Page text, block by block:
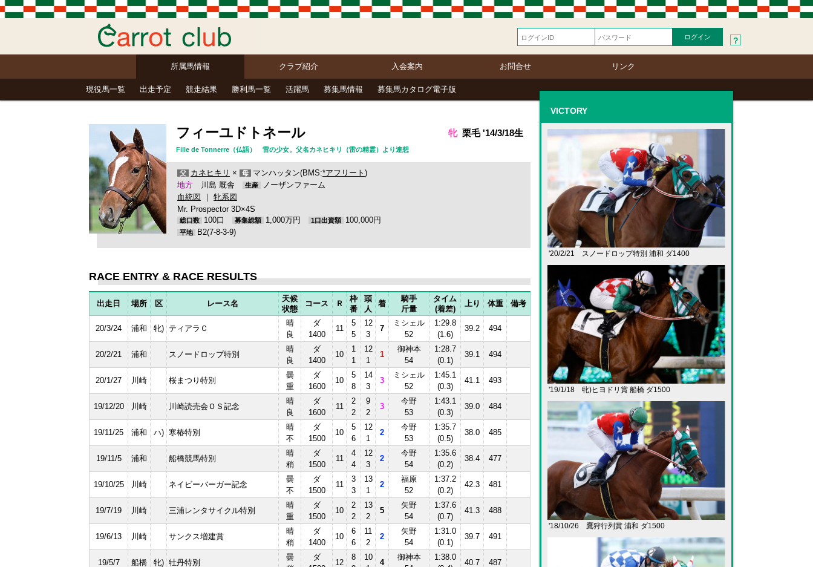
?
所属馬情報 クラブ紹介 入会案内 お問合せ リンク
現役馬一覧 出走予定 競走結果 勝利馬一覧 活躍馬 募集馬情報 募集馬カタログ電子版
フィーユドトネール 牝栗毛 '14/3/18生
Fille de Tonnerre（仏語） 雷の少女。父名カネヒキリ（雷の精霊）より連想
父 カネヒキリ × 母 マンハッタン(BMS:*アフリート )
地方 川島 厩舎 生産
ノーザンファーム
血統図
｜ 牝系図
Mr. Prospector 3D×4S
総口数 100口 募集総額 1,000万円 1口出資額 100,000円
平地 B2(7-8-3-9)
RACE ENTRY & RACE RESULTS
出走日 場所 区 レース名
天候
状態
コース Ｒ
枠
番
頭
人
着
騎手
斤量
タイム
(着差)
上り 体重 備考
20/3/24 浦和 牝) ティアラＣ
晴
良
ダ
1400
11
5
5
12
3
7
ミシェル
52
1:29.8
(1.6)
39.2 494
20/2/21 浦和 スノードロップ特別
晴
良
ダ
1400
10
1
1
12
1
1
御神本
54
1:28.7
(0.1)
39.1 494
20/1/27 川崎 桜まつり特別
曇
重
ダ
1600
10
5
8
14
3
3
ミシェル
52
1:45.1
(0.3)
41.1 493
19/12/20 川崎 川崎読売会ＯＳ記念
晴
良
ダ
1600
11
2
2
9
2
3
今野
53
1:43.1
(0.3)
39.0 484
19/11/25 浦和 ハ) 寒椿特別
晴
不
ダ
1500
10
5
6
12
1
2
今野
53
1:35.7
(0.5)
38.0 485
19/11/5 浦和 船橋競馬特別
晴
稍
ダ
1500
11
4
4
12
3
2
今野
54
1:35.6
(0.2)
38.4 477
19/10/25 川崎 ネイビーバーガー記念
曇
不
ダ
1500
11
3
3
13
1
2
福原
52
1:37.2
(0.2)
42.3 481
19/7/19 川崎 三浦レンタサイクル特別
晴
重
ダ
1500
10
2
2
13
2
5
矢野
54
1:37.6
(0.7)
41.3 488
19/6/13 川崎 サンクス増建賞
晴
稍
ダ
1400
10
6
6
11
2
2
矢野
54
1:31.0
(0.1)
39.7 491
19/5/7 船橋 牝) 牡丹特別
曇
ダ
12
8
10
4
御神本
1:38.0
40.7 487
VICTORY
'20/2/21 スノードロップ特別 浦和 ダ1400
'19/1/18 牝)ヒヨドリ賞 船橋 ダ1500
'18/10/26 鷹狩行列賞 浦和 ダ1500